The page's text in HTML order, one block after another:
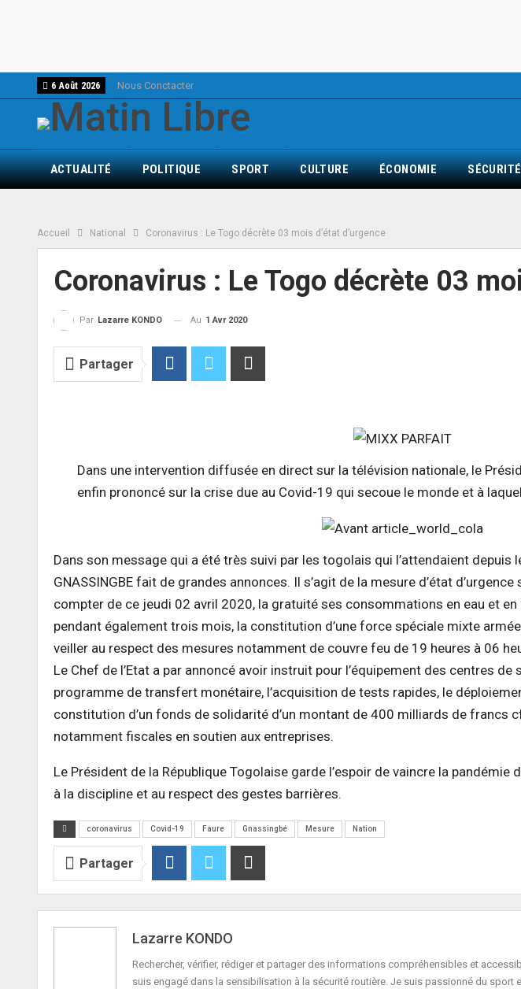
6 Août 2026 Nous Conctacter
ACTUALITÉ POLITIQUE SPORT CULTURE ÉCONOMIE
Accueil National Coronavirus : Le Togo décrète 03 mois d’état d’urgence
Coronavirus : Le Togo décrète 03
Par Lazarre KONDO Au 1 Avr 2020
Partager
Dans une intervention diffusée en direct sur la télévision nationale, le
enfin prononcé sur la crise due au Covid-19 qui secoue le monde et à
Dans son message qui a été très suivi par les togolais qui l’attendaient depuis
GNASSINGBE fait de grandes annonces. Il s’agit de la mesure d’état
compter de ce jeudi 02 avril 2020, la gratuité ses consommations en eau et
pendant également trois mois, la constitution d’une force spéciale mixte
veiller au respect des mesures notamment de couvre feu de 19 heures à 06
Le Chef de l’Etat a par annoncé avoir instruit pour l’équipement des centres
programme de transfert monétaire, l’acquisition de tests rapides, le
constitution d’un fonds de solidarité d’un montant de 400 milliards de francs
notamment fiscales en soutien aux entreprises.
Le Président de la République Togolaise garde l’espoir de vaincre la
à la discipline et au respect des gestes barrières.
coronavirus Covid-19 Faure Gnassingbé Mesure Nation
Partager
Lazarre KONDO
Rechercher, vérifier, rédiger et partager des informations compréhensibles et
suis engagé dans la sensibilisation à la sécurité routière. Je suis passionné du sport